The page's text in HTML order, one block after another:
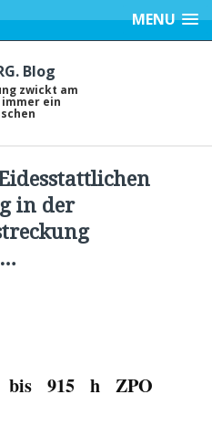
MENU
Blog
zwickt am
ein
in der
915 h ZPO